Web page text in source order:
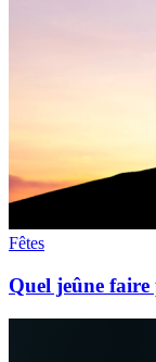
Fêtes
Quel jeûne faire